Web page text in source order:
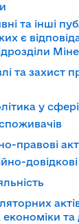
та інші
є
та захист
у сфері
правові
економіки та